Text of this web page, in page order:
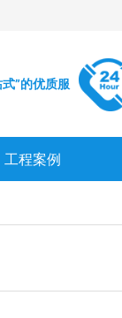
”的优质服
工程案例